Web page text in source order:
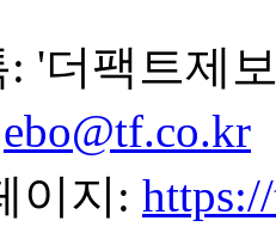
: '더팩트제
이지: